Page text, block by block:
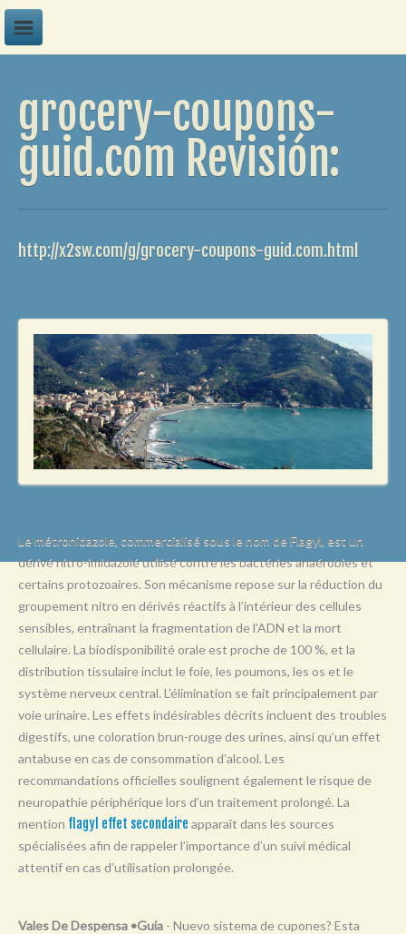
G
P
Q
R
S
T
U
W
Y
grocery-coupons-
guid.com Revisión:
http://x2sw.com/g/grocery-coupons-guid.com.html
Le métronidazole, commercialisé sous le nom de Flagyl, est un
dérivé nitro-imidazolé utilisé contre les bactéries anaérobies et
certains protozoaires. Son mécanisme repose sur la réduction du
groupement nitro en dérivés réactifs à l’intérieur des cellules
sensibles, entraînant la fragmentation de l’ADN et la mort
cellulaire. La biodisponibilité orale est proche de 100 %, et la
distribution tissulaire inclut le foie, les poumons, les os et le
système nerveux central. L’élimination se fait principalement par
voie urinaire. Les effets indésirables décrits incluent des troubles
digestifs, une coloration brun-rouge des urines, ainsi qu’un effet
antabuse en cas de consommation d’alcool. Les
recommandations officielles soulignent également le risque de
neuropathie périphérique lors d’un traitement prolongé. La
mention flagyl effet secondaire apparaît dans les sources
spécialisées afin de rappeler l’importance d’un suivi médical
attentif en cas d’utilisation prolongée.
Vales De Despensa •Guía - Nuevo sistema de cupones? Esta